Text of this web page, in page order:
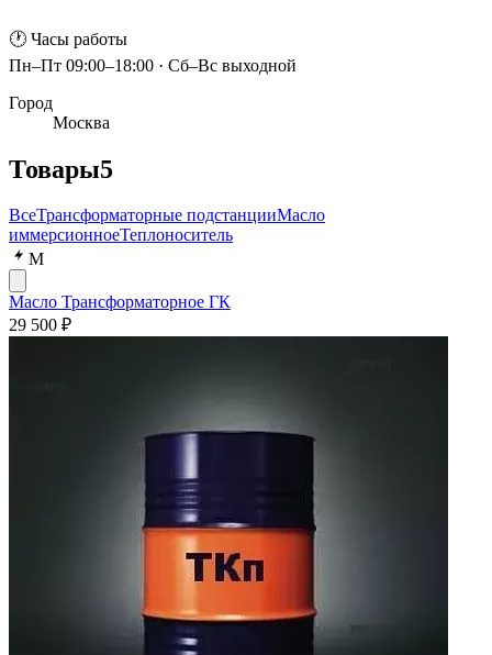
🕐 Часы работы
Пн–Пт 09:00–18:00 · Сб–Вс выходной
Город
Москва
Товары5
ВсеТрансформаторные подстанцииМасло
иммерсионноеТеплоноситель
М
Масло Трансформаторное ГК
29 500 ₽